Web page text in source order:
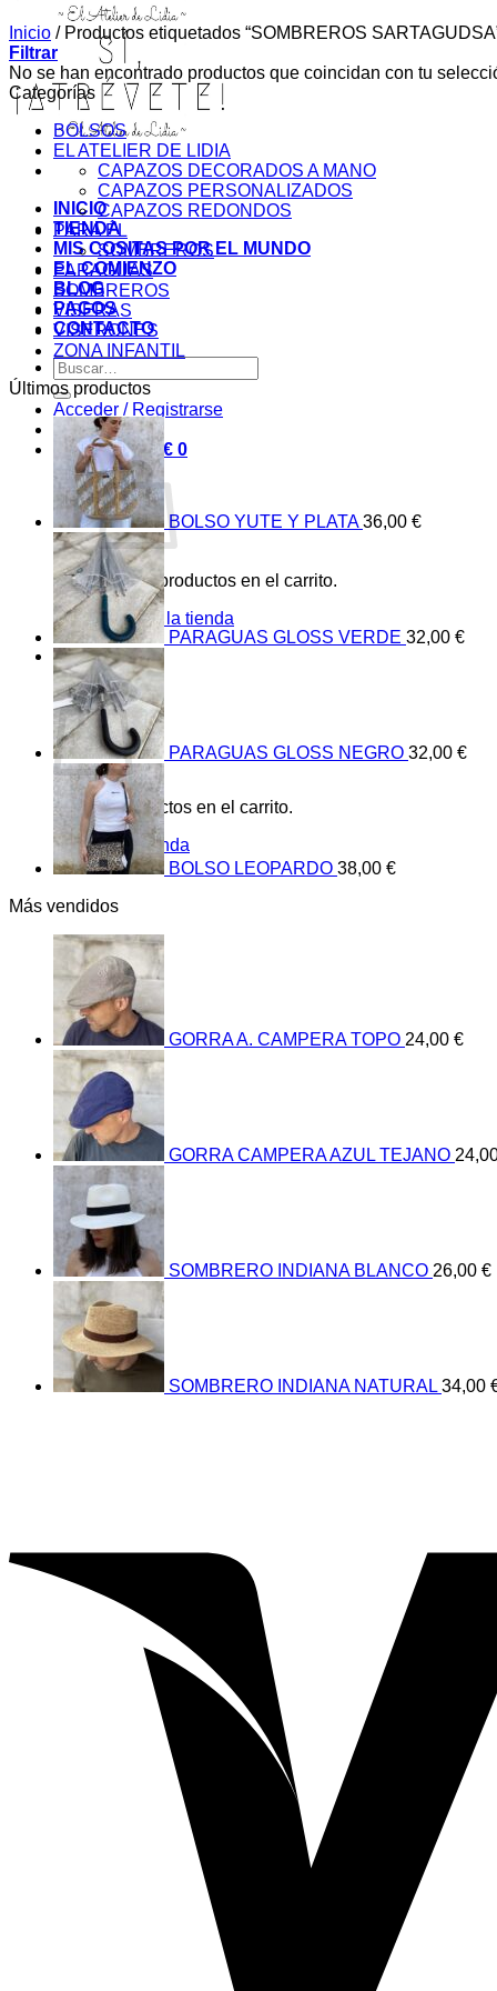
INICIO
TIENDA
MIS COSITAS POR EL MUNDO
EL COMIENZO
BLOG
PAGOS
CONTACTO
Buscar
por:
Acceder / Registrarse
Carrito /0,00€ 0
No hay productos en el carrito.
Volver a la tienda
0
Carrito
No hay productos en el carrito.
Volver a la tienda
Inicio /Productos etiquetados “SOMBREROS
Filtrar
No se han encontrado productos que coincidan con tu
Categorías
BOLSOS
EL ATELIER DE LIDIA
CAPAZOS DECORADOS A MANO
CAPAZOS PERSONALIZADOS
CAPAZOS REDONDOS
PARA ÉL
SOMBREROS
PARAGUAS
SOMBREROS
VISERAS
VISERONES
ZONA INFANTIL
Últimos productos
BOLSO YUTE Y PLATA 36,00 €
PARAGUAS GLOSS VERDE 32,00 €
PARAGUAS GLOSS NEGRO 32,00 €
BOLSO LEOPARDO 38,00 €
Más vendidos
GORRA A. CAMPERA TOPO 24,00 €
GORRA CAMPERA AZUL TEJANO
SOMBRERO INDIANA BLANCO 26,00 €
SOMBRERO INDIANA NATURAL 34,00